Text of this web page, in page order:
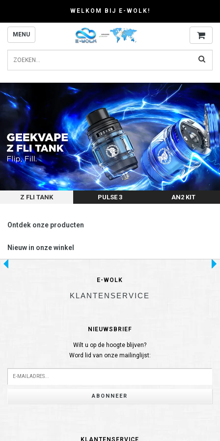
WELKOM BIJ E-WOLK!
MENU
Z FLI TANK PULSE 3 AN2 KIT
Ontdek onze producten
Nieuw in onze winkel
E-WOLK
KLANTENSERVICE
NIEUWSBRIEF
Wilt u op de hoogte blijven?
Word lid van onze mailinglijst:
ABONNEER
KLANTENSERVICE